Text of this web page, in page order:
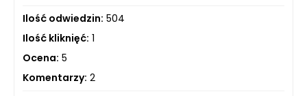
Ilość odwiedzin: 504
Ilość kliknięć: 1
Ocena: 5
Komentarzy: 2